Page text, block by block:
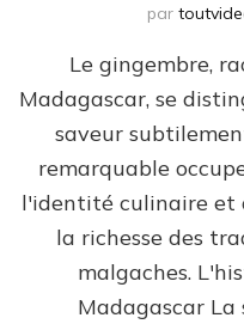
par
Le gingembre,
Madagascar, se
saveur
remarquable
l'identité culinaire et
la richesse des
malgaches.
Madagascar